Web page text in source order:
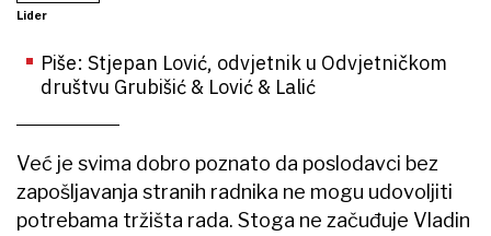
Lider
Piše: Stjepan Lović, odvjetnik u Odvjetničkom
društvu Grubišić & Lović & Lalić
Već je svima dobro poznato da poslodavci bez
zapošljavanja stranih radnika ne mogu udovoljiti
potrebama tržišta rada. Stoga ne začuđuje Vladin